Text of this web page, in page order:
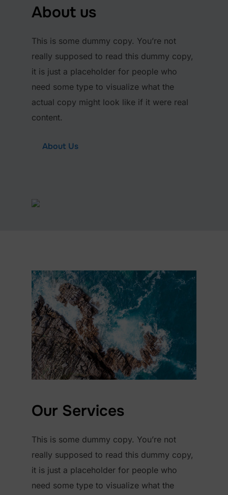
About us
This is some dummy copy. You’re not
really supposed to read this dummy copy,
it is just a placeholder for people who
need some type to visualize what the
actual copy might look like if it were real
content.
About Us
Our Services
This is some dummy copy. You’re not
really supposed to read this dummy copy,
it is just a placeholder for people who
need some type to visualize what the